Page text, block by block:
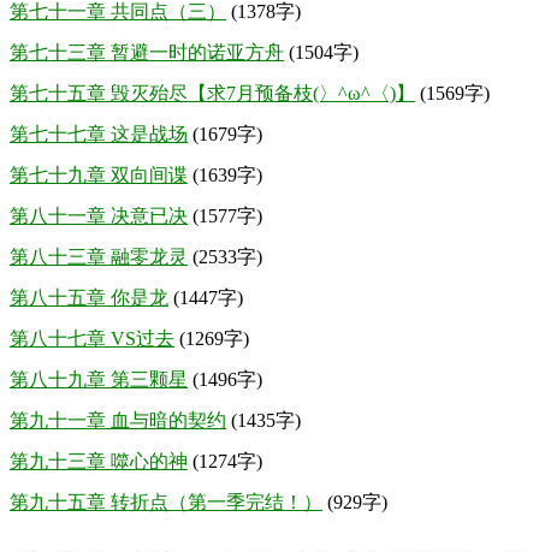
第七十一章 共同点（三）
(1378字)
第七十三章 暂避一时的诺亚方舟 (1504字)
第七十五章 毁灭殆尽【求7月预备枝(〉^ω^〈)】
(1569字)
第七十七章 这是战场 (1679字)
第七十九章 双向间谍 (1639字)
第八十一章 决意已决 (1577字)
第八十三章 融零龙灵 (2533字)
第八十五章 你是龙 (1447字)
第八十七章 VS过去 (1269字)
第八十九章 第三颗星 (1496字)
第九十一章 血与暗的契约 (1435字)
第九十三章 噬心的神 (1274字)
第九十五章 转折点（第一季完结！）
(929字)